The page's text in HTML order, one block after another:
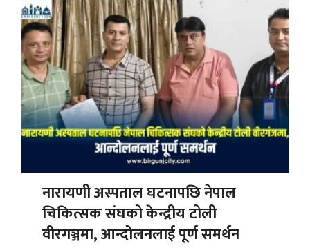
नारायणी अस्पताल घटनापछि नेपाल
चिकित्सक संघको केन्द्रीय टोली
वीरगञ्जमा, आन्दोलनलाई पूर्ण समर्थन